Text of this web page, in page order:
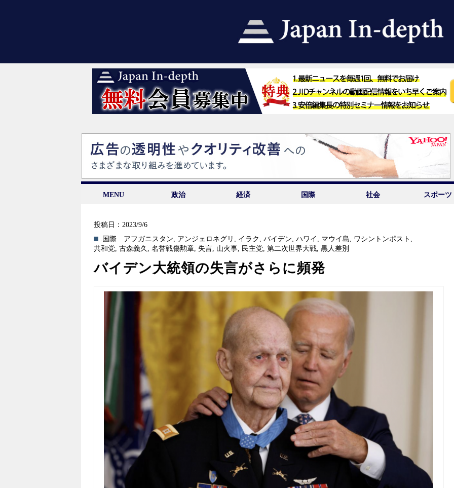
MENU 政治 経済 国際 社会 スポーツ
投稿日：2023/9/6
.国際
アフガニスタン, アンジェロネグリ , イラク ,バイデン,ハワイ , マウイ島, ワシントンポスト ,
共和党, 古森義久 , 名誉戦傷勲章, 失言, 山火事, 民主党, 第二次世界大戦, 黒人差別
バイデン大統領の失言がさらに頻発